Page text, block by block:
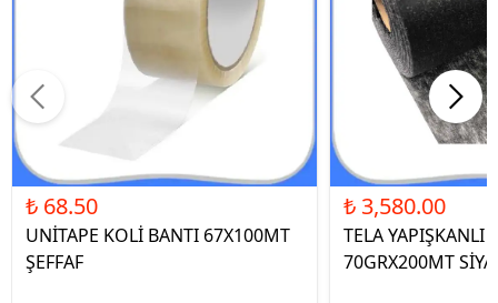
₺ 68.50
UNİTAPE KOLİ BANTI 67X100MT
ŞEFFAF
₺ 3,580.00
TELA YAPIŞKANLI
70GRX200MT